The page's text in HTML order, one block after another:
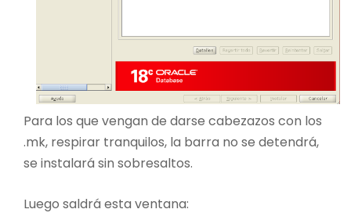
Para los que vengan de darse cabezazos con los
.mk, respirar tranquilos, la barra no se detendrá,
se instalará sin sobresaltos.
Luego saldrá esta ventana: